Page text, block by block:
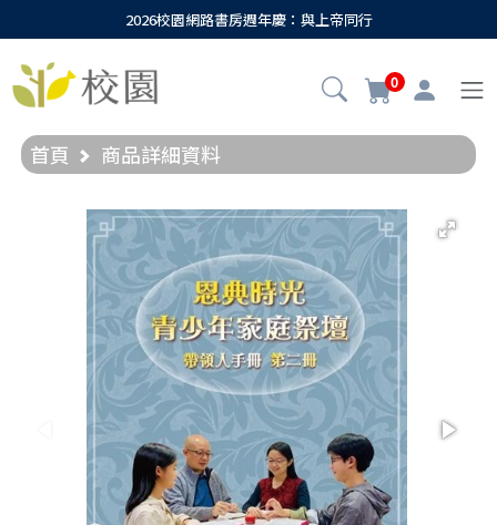
2026校園網路書房週年慶：與上帝同行
0
首頁 商品詳細資料